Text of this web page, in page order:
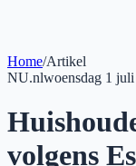
Home/Artikel
NU.nlwoensdag 1
volgens